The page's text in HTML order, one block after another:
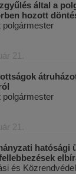
által a
hozott
polgármester
21.
polgármester
21.
hatósági
és